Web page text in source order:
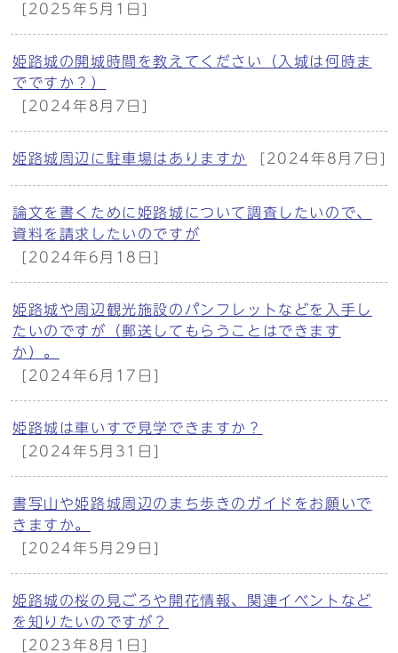
[2025年5月1日]
姫路城の開城時間を教えてください（入城は何時ま
でですか？）
[2024年8月7日]
姫路城周辺に駐車場はありますか [2024年8月7日]
論文を書くために姫路城について調査したいので、
資料を請求したいのですが
[2024年6月18日]
姫路城や周辺観光施設のパンフレットなどを入手し
たいのですが（郵送してもらうことはできます
か）。
[2024年6月17日]
姫路城は車いすで見学できますか？
[2024年5月31日]
書写山や姫路城周辺のまち歩きのガイドをお願いで
きますか。
[2024年5月29日]
姫路城の桜の見ごろや開花情報、関連イベントなど
を知りたいのですが？
[2023年8月1日]